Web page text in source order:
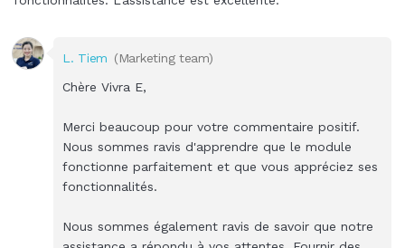
L. Tiem (Marketing team)
Chère Vivra E,
Merci beaucoup pour votre commentaire positif.
Nous sommes ravis d'apprendre que le module
fonctionne parfaitement et que vous appréciez ses
fonctionnalités.
Nous sommes également ravis de savoir que notre